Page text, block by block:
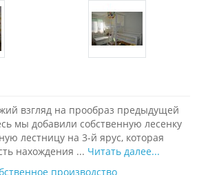
взгляд на прообраз предыдущей
мы добавили собственную лесенку
лестницу на 3-й ярус, которая
нахождения ... Читать далее...
производство